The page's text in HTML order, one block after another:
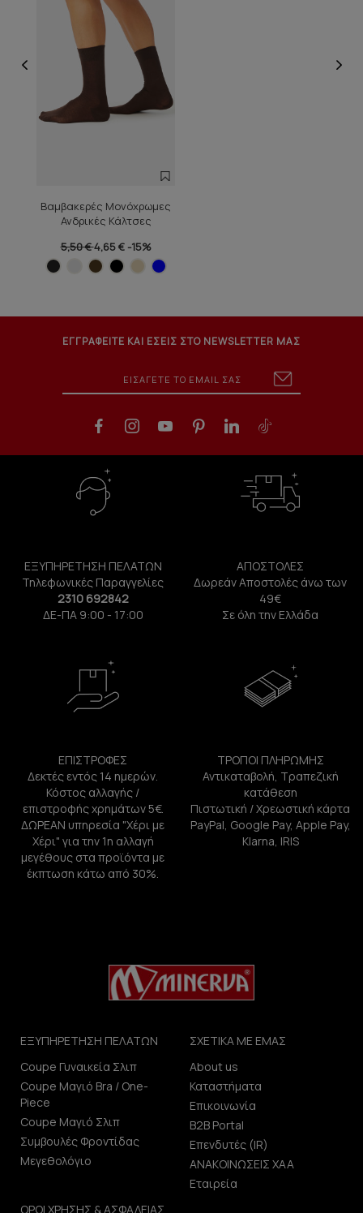
Βαμβακερές Μονόχρωμες
Ανδρικές Κάλτσες
5,50 €4,65 € -15%
ΕΓΓΡΑΦΕΙΤΕ ΚΑΙ ΕΣΕΙΣ ΣΤΟ NEWSLETTER ΜΑΣ
ΕΞΥΠΗΡΕΤΗΣΗ ΠΕΛΑΤΩΝ
Τηλεφωνικές Παραγγελίες
2310 692842
ΔΕ-ΠΑ 9:00 - 17:00
ΑΠΟΣΤΟΛΕΣ
Δωρεάν Αποστολές άνω των
49€
Σε όλη την Ελλάδα
ΕΠΙΣΤΡΟΦΕΣ
Δεκτές εντός 14 ημερών.
Κόστος αλλαγής /
επιστροφής χρημάτων 5€.
ΔΩΡΕΑΝ υπηρεσία "Χέρι με
Χέρι" για την 1η αλλαγή
μεγέθους στα προϊόντα με
έκπτωση κάτω από 30%.
ΤΡΟΠΟΙ ΠΛΗΡΩΜΗΣ
Αντικαταβολή, Τραπεζική
κατάθεση
Πιστωτική / Χρεωστική κάρτα
PayPal, Google Pay, Apple Pay,
Klarna, IRIS
ΕΞΥΠΗΡΕΤΗΣΗ ΠΕΛΑΤΩΝ
Coupe Γυναικεία Σλιπ
Coupe Μαγιό Bra / One-
Piece
Coupe Μαγιό Σλιπ
Συμβουλές Φροντίδας
Μεγεθολόγιο
ΣΧΕΤΙΚΑ ΜΕ ΕΜΑΣ
About us
Καταστήματα
Επικοινωνία
B2B Portal
Επενδυτές (IR)
ΑΝΑΚΟΙΝΩΣΕΙΣ ΧΑΑ
Εταιρεία
ΟΡΟΙ ΧΡΗΣΗΣ & ΑΣΦΑΛΕΙΑΣ